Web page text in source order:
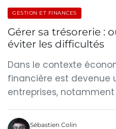
GESTION ET FINANCES
Gérer sa trésorerie :
éviter les difficultés
Dans le contexte
financière est devenue
entreprises, notamment
Sébastien Colin